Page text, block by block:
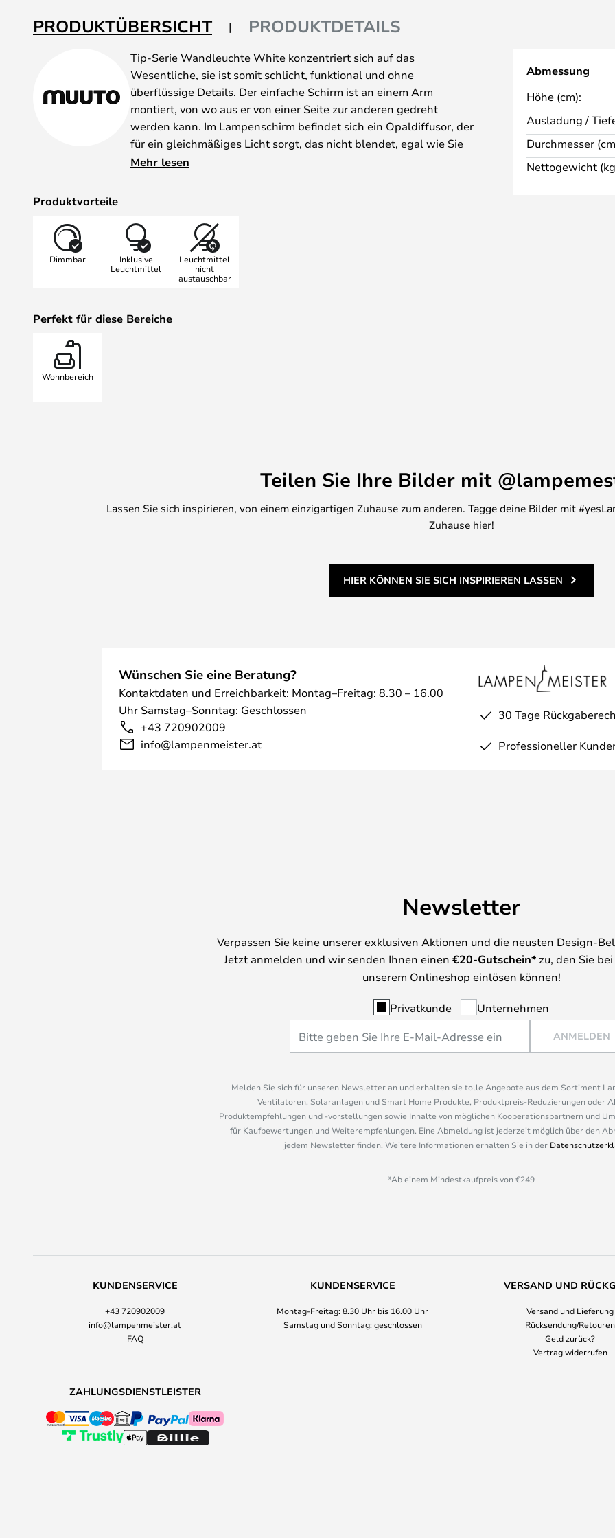
PRODUKTÜBERSICHT PRODUKTDETAILS
Tip-Serie Wandleuchte White konzentriert sich auf das
Wesentliche, sie ist somit schlicht, funktional und ohne
überflüssige Details. Der einfache Schirm ist an einem Arm
montiert, von wo aus er von einer Seite zur anderen gedreht
werden kann. Im Lampenschirm befindet sich ein Opaldiffusor, der
für ein gleichmäßiges Licht sorgt, das nicht blendet, egal wie Sie
die Leuchte platzieren. Die Lampe verfügt auch über eine
Tischleuchte und einer Wandleuchte. Egal, ob Ihnen ein
praktisches Licht am Schreibtisch oder an der Werkbank fehlt, eine
gemütliche Beleuchtung am Bett oder ein gutes Leselicht am
Sessel, die Tip Leuchte findet überall Verwendung., wo Sie die
Mehr lesen
Produktvorteile
Dimmbar
Inklusive
Leuchtmittel
Leuchtmittel
nicht
austauschbar
Perfekt für diese Bereiche
Wohnbereich
Abmessung
Höhe (cm):
Ausladung /
Durchmesser
Nettogewicht
Teilen Sie Ihre Bilder mit
Lassen Sie sich inspirieren, von einem einzigartigen Zuhause zum anderen. Tagge deine Bilder mit
Zuhause hier!
HIER KÖNNEN SIE SICH INSPIRIEREN LASSEN
Wünschen Sie eine Beratung?
Kontaktdaten und Erreichbarkeit: Montag–Freitag: 8.30 – 16.00
Uhr Samstag–Sonntag: Geschlossen
+43 720902009
info@lampenmeister.at
30 Tage
Professioneller
Newsletter
Verpassen Sie keine unserer exklusiven Aktionen und die neusten Design-
Jetzt anmelden und wir senden Ihnen einen €20-Gutschein* zu, den Sie
unserem Onlineshop einlösen können!
Privatkunde Unternehmen
ANMELDEN
Melden Sie sich für unseren Newsletter an und erhalten sie tolle Angebote aus dem Sortiment
Ventilatoren, Solaranlagen und Smart Home Produkte, Produktpreis-Reduzierungen oder
Produktempfehlungen und -vorstellungen sowie Inhalte von möglichen Kooperationspartnern und
für Kaufbewertungen und Weiterempfehlungen. Eine Abmeldung ist jederzeit möglich über den
jedem Newsletter finden. Weitere Informationen erhalten Sie in der
*Ab einem Mindestkaufpreis von €249
KUNDENSERVICE
+43 720902009
info@lampenmeister.at
FAQ
KUNDENSERVICE
Montag-Freitag: 8.30 Uhr bis 16.00 Uhr
Samstag und Sonntag: geschlossen
VERSAND UND
Versand und Lieferung
Rücksendung/Retouren
Geld zurück?
Vertrag widerrufen
ZAHLUNGSDIENSTLEISTER